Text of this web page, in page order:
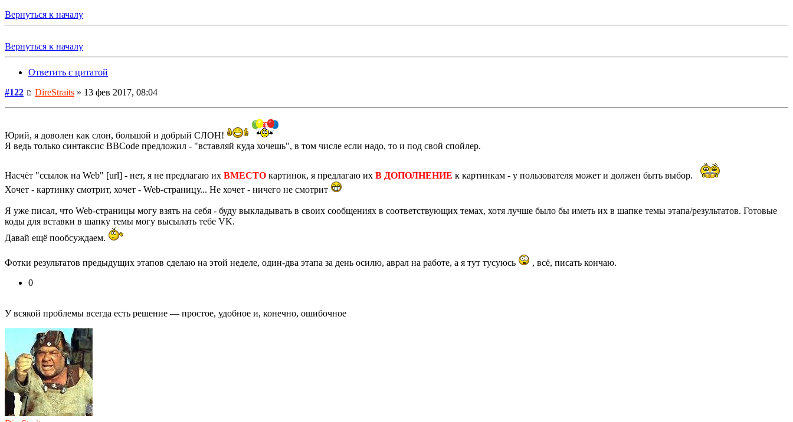
Вернуться к началу
Вернуться к началу
Ответить с цитатой
#122
DireStraits » 13 фев 2017, 08:04
Юрий, я доволен как слон, большой и добрый СЛОН!
Я ведь только синтаксис BBCode предложил - "вставляй куда хочешь", в том числе если надо, то и под свой спойлер.
Насчёт "ссылок на Web" [url] - нет, я не предлагаю их ВМЕСТО картинок, я предлагаю их В ДОПОЛНЕНИЕ к картинкам - у пользователя может и должен быть выбор.
Хочет - картинку смотрит, хочет - Web-страницу... Не хочет - ничего не смотрит
Я уже писал, что Web-страницы могу взять на себя - буду выкладывать в своих сообщениях в соответствующих темах, хотя лучше было бы иметь их в шапке темы этапа/результатов. Готовые
коды для вставки в шапку темы могу высылать тебе VK.
Давай ещё пообсуждаем.
Фотки результатов предыдущих этапов сделаю на этой неделе, один-два этапа за день осилю, аврал на работе, а я тут тусуюсь
, всё, писать кончаю.
0
У всякой проблемы всегда есть решение — про­стое, удобное и, конечно, ошибочное